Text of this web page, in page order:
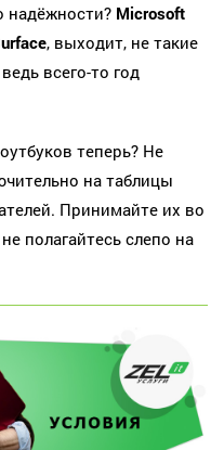
надёжности? Microsoft
, выходит, не такие
всего-то год
теперь? Не
на таблицы
Принимайте их во
полагайтесь слепо на